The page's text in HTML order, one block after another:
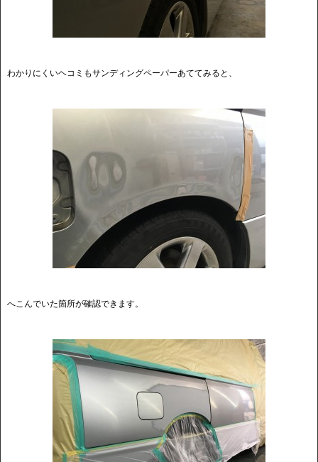
わかりにくいヘコミもサンディングペーパーあててみると、
へこんでいた箇所が確認できます。